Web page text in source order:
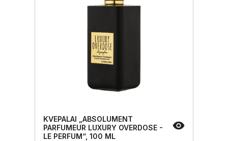
KVEPALAI „ABSOLUMENT
PARFUMEUR LUXURY OVERDOSE -
LE PERFUM“, 100 ML